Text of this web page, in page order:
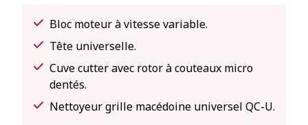
Bloc moteur à vitesse variable.
Tête universelle.
Cuve cutter avec rotor à couteaux micro
dentés.
Nettoyeur grille macédoine universel QC-U.